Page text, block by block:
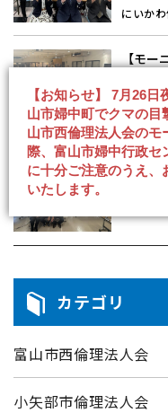
【お知らせ】 7月26
山市婦中町でクマの目
山市西倫理法人会のモ
際、富山市婦中行政セ
に十分ご注意のうえ、
いたします。
にいか
【モー
氏
高岡市
【仲間
カテゴリ
富山市西倫理法人会
小矢部市倫理法人会